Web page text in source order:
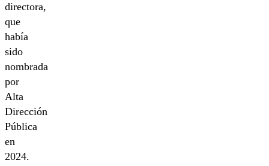
directora,
que
había
sido
nombrada
por
Alta
Dirección
Pública
en
2024.